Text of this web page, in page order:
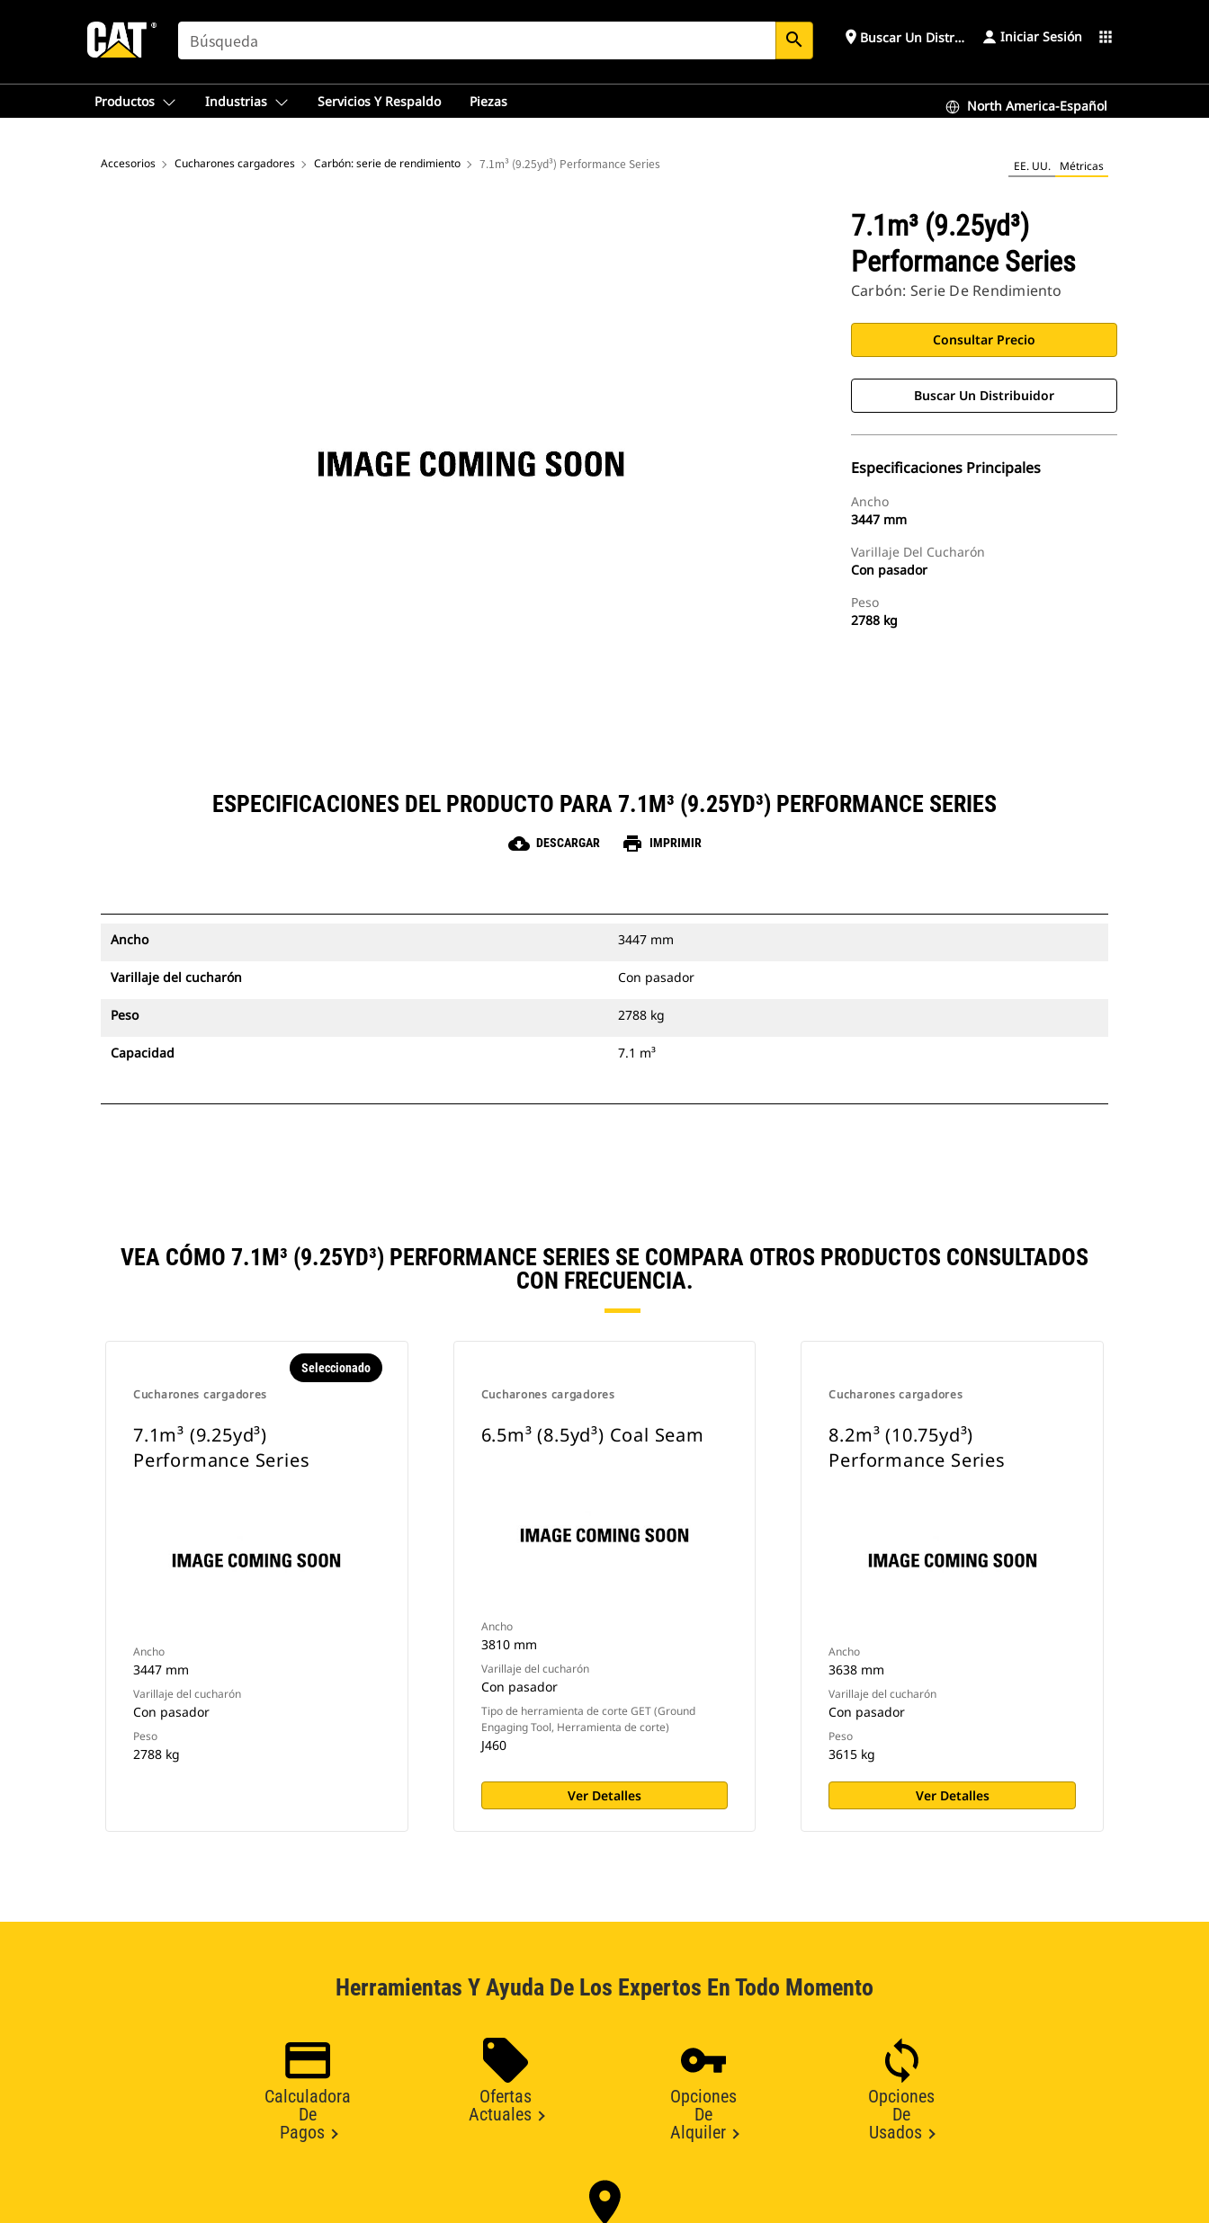
SEARCH search place Buscar Un Distribuidor Iniciar Sesión apps
Productos Industrias Servicios Y Respaldo Piezas North America-Español
Accesorios Cucharones cargadores Carbón: serie de rendimiento 7.1m³ (9.25yd³) Performance Series EE. UU. Métricas
7.1m³ (9.25yd³)
Performance Series
Carbón: Serie De Rendimiento
Consultar Precio
Buscar Un Distribuidor
Especificaciones Principales
Ancho
3447 mm
Varillaje Del Cucharón
Con pasador
Peso
2788 kg
Cambiar modeloESPECIFICACIONES DEL PRODUCTO PARA 7.1M³ (9.25YD³) PERFORMANCE SERIES
cloud_download DESCARGAR print IMPRIMIR
Ancho 3447 mm
Varillaje del cucharón Con pasador
Peso 2788 kg
Capacidad 7.1 m³
VEA CÓMO 7.1M³ (9.25YD³) PERFORMANCE SERIES SE COMPARA OTROS PRODUCTOS CONSULTADOS
CON FRECUENCIA.
Cucharones cargadores
Seleccionado
7.1m³ (9.25yd³)
Performance Series
Ancho
3447 mm
Varillaje del cucharón
Con pasador
Peso
2788 kg
Cucharones cargadores
6.5m³ (8.5yd³) Coal Seam
Ancho
3810 mm
Varillaje del cucharón
Con pasador
Tipo de herramienta de corte GET (Ground
Engaging Tool, Herramienta de corte)
J460
Ver Detalles
Cucharones cargadores
8.2m³ (10.75yd³)
Performance Series
Ancho
3638 mm
Varillaje del cucharón
Con pasador
Peso
3615 kg
Ver Detalles
Herramientas Y Ayuda De Los Expertos En Todo Momento
Calculadora
De
Pagos
Ofertas
Actuales
Opciones
De
Alquiler
Opciones
De
Usados